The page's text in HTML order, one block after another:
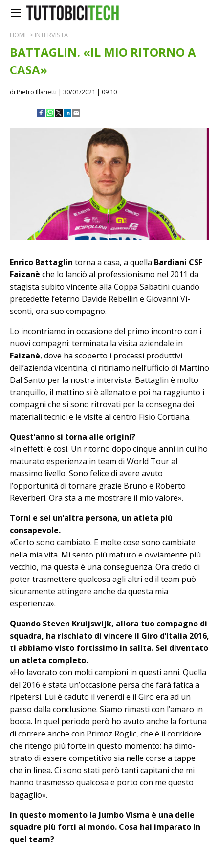
HOME > INTERVISTA
BATTAGLIN. «IL MIO RITORNO A
CASA»
di Pietro Illarietti | 30/01/2021 | 09:10
Enrico Battaglin torna a casa, a quella Bardiani CSF
Faizanè che lo lanciò al professionismo nel 2011 da
stagista subito vincente alla Coppa Sa­batini quando
precedette l’eterno Davide Rebellin e Giovanni Vi­
sconti, ora suo compagno.
Lo incontriamo in occasione del primo incontro con i
nuovi compagni: terminata la visita aziendale in
Faizanè, dove ha scoperto i processi produttivi
dell’azienda vicentina, ci ritiriamo nell’ufficio di Martino
Dal Santo per la nostra intervista. Battaglin è molto
tranquillo, il mattino si è allenato e poi ha raggiunto i
compagni che si sono ritrovati per la consegna dei
materiali tecnici e le visite al centro Fisio Cortiana.
Quest’anno si torna alle origini?
«In effetti è così. Un ritorno dopo cinque anni in cui ho
maturato esperienza in team di World Tour al
massimo li­vello. Sono felice di avere avuto
l’opportunità di tornare grazie Bruno e Ro­berto
Reverberi. Ora sta a me mostrare il mio valore».
Torni e sei un’altra persona, un atleta più
consapevole.
«Certo sono cambiato. E molte cose so­no cambiate
nella mia vita. Mi sento più maturo e ovviamente più
vecchio, ma questa è una conseguenza. Ora cre­do di
poter trasmettere qualcosa agli al­tri ed il team può
sicuramente attingere anche da questa mia
esperienza».
Quando Steven Kruijswijk, allora tuo compagno di
squadra, ha rischiato di vincere il Giro d’Italia 2016,
ti abbiamo vi­sto fortissimo in salita. Sei diventato
un atleta completo.
«Ho lavorato con molti campioni in questi anni. Quella
del 2016 è stata un’occasione persa che farà fatica a
ripetersi. Lui è caduto il venerdì e il Gi­ro era ad un
passo dalla conclusione. Siamo rimasti con l’amaro in
bocca. In quel periodo però ho avuto anche la fortuna
di correre anche con Primoz Ro­glic, che è il corridore
che ritengo più forte in questo momento: ha di­mo­
strato di essere competitivo sia nel­le corse a tappe
che in linea. Ci sono stati però tanti capitani che mi
hanno trasmesso qualcosa e porto con me questo
bagaglio».
In questo momento la Jumbo Visma è una delle
squadre più forti al mondo. Cosa hai imparato in
quel team?